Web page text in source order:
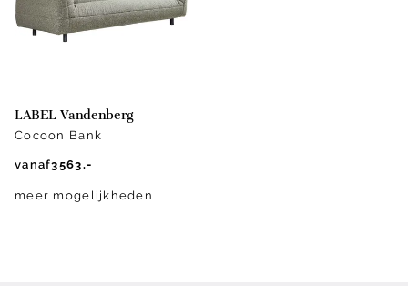
LABEL Vandenberg
Cocoon Bank
vanaf3563.-
meer mogelijkheden